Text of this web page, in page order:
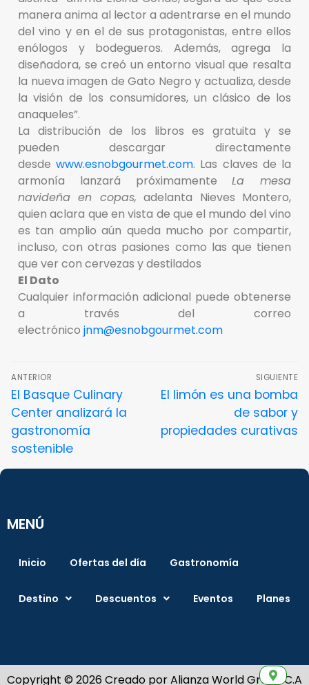
manera anima al lector a adentrarse en el mundo
del vino y en el de sus protagonistas, entre ellos
enólogos y bodegueros. Además, agrega la
diseñadora, se creó un entorno visual que resalta
la nueva imagen de Gato Negro y actualiza, desde
la visión de los consumidores, un clásico de los
anaqueles”.
La distribución de los libros es gratuita y se
pueden descargar directamente
desdewww.esnobgourmet.com. Las claves de la
armonía lanzará próximamenteLa mesa
navideña en copas, adelanta Nieves Montero,
quien aclara que en vista de que el mundo del vino
es tan amplio aún queda mucho por compartir,
incluso, con otras pasiones como las que tienen
que ver con cervezas y destilados
El Dato
Cualquier información adicional puede obtenerse
a través del correo
electrónico jnm@esnobgourmet.com
ANTERIOR
El Basque Culinary
Center analizará la
gastronomía
sostenible
SIGUIENTE
El limón es una bomba
de sabor y
propiedades curativas
MENÚ
Inicio Ofertas del día Gastronomía
Destino Descuentos Eventos Planes
Copyright © 2026 Creado por Alianza World Group C.A